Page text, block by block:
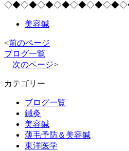
美容鍼
<前のページ
ブログ一覧
次のページ>
カテゴリー
ブログ一覧
鍼灸
美容鍼
薄毛予防＆美容鍼
東洋医学